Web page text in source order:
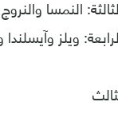
النمسا
ويلز وآيسلندا